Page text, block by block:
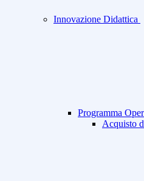
Innovazione Didattica
Programma
Acquisto